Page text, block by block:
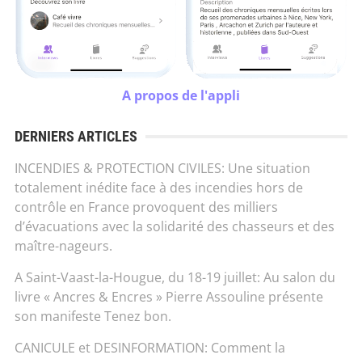
A propos de l'appli
DERNIERS ARTICLES
INCENDIES & PROTECTION CIVILES: Une situation
totalement inédite face à des incendies hors de
contrôle en France provoquent des milliers
d’évacuations avec la solidarité des chasseurs et des
maître-nageurs.
A Saint-Vaast-la-Hougue, du 18-19 juillet: Au salon du
livre « Ancres & Encres » Pierre Assouline présente
son manifeste Tenez bon.
CANICULE et DESINFORMATION: Comment la